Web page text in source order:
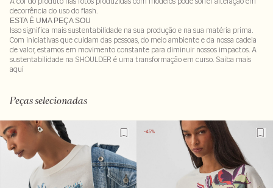
decorrência do uso do flash.
ESTA É UMA PEÇA SOU
Isso significa mais sustentabilidade na sua produção e na sua matéria prima.
Com iniciativas que cuidam das pessoas, do meio ambiente e da nossa cadeia
de valor, estamos em movimento constante para diminuir nossos impactos. A
sustentabilidade na SHOULDER é uma transformação em curso. Saiba mais
aqui
Peças selecionadas
-35% -45%